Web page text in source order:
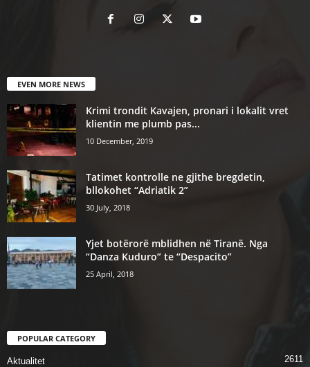
EVEN MORE NEWS
Krimi trondit Kavajen, pronari i lokalit vret
klientin me plumb pas...
10 December, 2019
Tatimet kontrolle ne gjithe bregdetin,
bllokohet “Adriatik 2”
30 July, 2018
Yjet botërorë mblidhen në Tiranë. Nga
“Danza Kuduro” te “Despacito”
25 April, 2018
POPULAR CATEGORY
Aktualitet 2611